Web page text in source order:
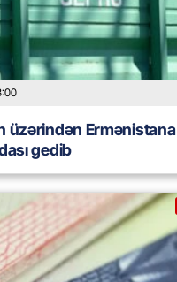
üzərindən Ermənistana
gedib